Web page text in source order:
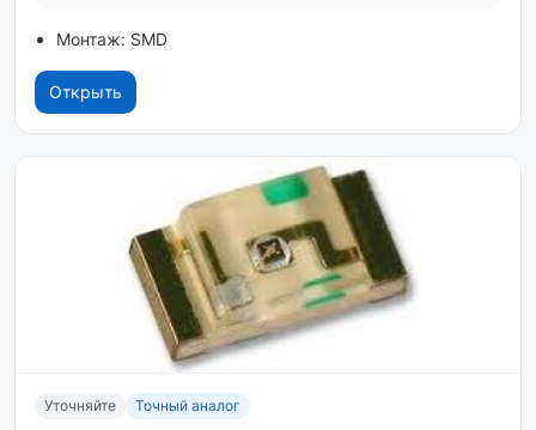
Монтаж: SMD
Открыть
Уточняйте Точный аналог